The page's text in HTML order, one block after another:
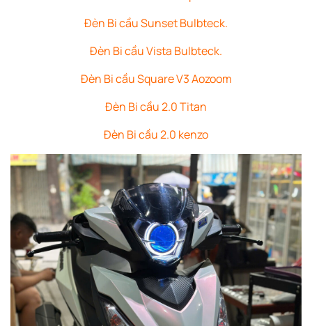
Đèn Bi cầu Sunset Bulbteck.
Đèn Bi cầu Vista Bulbteck.
Đèn Bi cầu Square V3 Aozoom
Đèn Bi cầu 2.0 Titan
Đèn Bi cầu 2.0 kenzo